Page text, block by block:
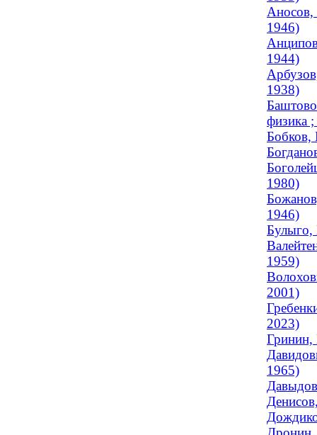
Аносов,
1946)
1944)
1938)
физика
Бобков,
1980)
1946)
Булыго,
1959)
2001)
2023)
Гринин,
1965)